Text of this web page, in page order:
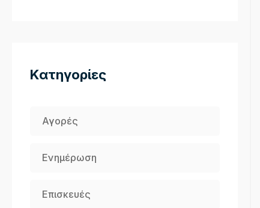
Kατηγορίες
Αγορές
Ενημέρωση
Επισκευές